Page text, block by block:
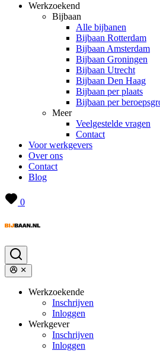
Werkzoekend
Bijbaan
Alle bijbanen
Bijbaan Rotterdam
Bijbaan Amsterdam
Bijbaan Groningen
Bijbaan Utrecht
Bijbaan Den Haag
Bijbaan per plaats
Bijbaan per
Meer
Veelgestelde vragen
Contact
Voor werkgevers
Over ons
Contact
Blog
0
Werkzoekende
Inschrijven
Inloggen
Werkgever
Inschrijven
Inloggen